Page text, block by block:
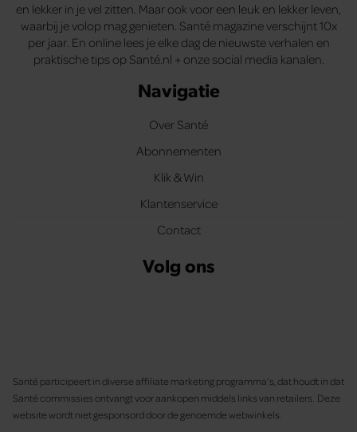
en lekker in je vel zitten. Maar ook voor een leuk en lekker leven,
waarbij je volop mag genieten. Santé magazine verschijnt 10x
per jaar. En online lees je elke dag de nieuwste verhalen en
praktische tips op Santé.nl + onze social media kanalen.
Navigatie
Over Santé
Abonnementen
Klik & Win
Klantenservice
Contact
Volg ons
Santé participeert in diverse affiliate marketing programma’s, dat houdt in dat
Santé commissies ontvangt voor aankopen middels links van retailers. Deze
website wordt niet gesponsord door de genoemde webwinkels.